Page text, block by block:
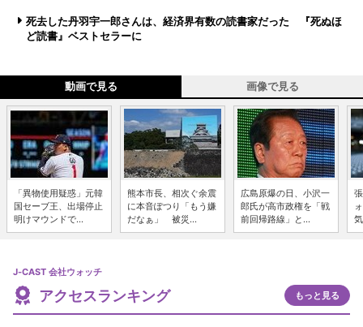
死去した丹羽宇一郎さんは、経済界有数の読書家だった 『死ぬほ
ど読書』ベストセラーに
動画で見る 画像で見る
「異物使用疑惑」元韓
国セーブ王、出場停止
明けマウンドで...
熊本市長、相次ぐ余震
に本音ぽつり「もう嫌
だなぁ」 被災...
広島原爆の日、小沢一
郎氏が高市政権を「戦
前回帰路線」と...
J-CAST 会社ウォッチ
アクセスランキング もっと見る